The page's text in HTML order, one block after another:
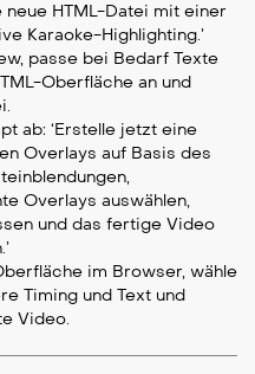
HTML-Datei mit einer
Karaoke-Highlighting.’
passe bei Bedarf Texte
Oberfläche an und
ab: ‘Erstelle jetzt eine
Overlays auf Basis des
Overlays auswählen,
und das fertige Video
im Browser, wähle
Timing und Text und
Video.